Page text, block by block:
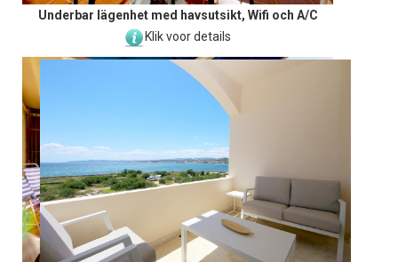
Underbar lägenhet med havsutsikt, Wifi och A/C
Klik voor details